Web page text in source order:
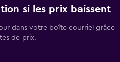
si les prix baissent
dans votre boîte courriel grâce
de prix.